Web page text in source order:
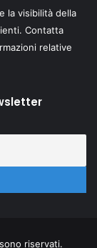
la visibilità della
Contatta
relative
riservati.